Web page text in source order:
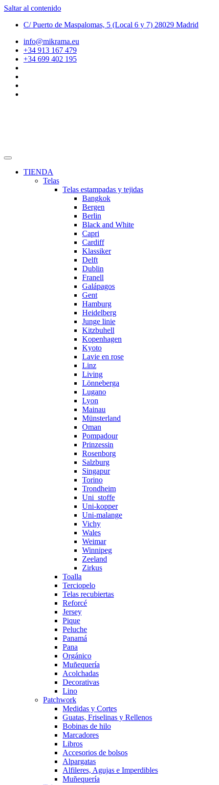
Saltar al contenido
C/ Puerto de Maspalomas, 5 (Local 6 y 7) 28029 Madrid
info@mikrama.eu
+34 913 167 479
+34 699 402 195
TIENDA
Telas
Telas estampadas y tejidas
Bangkok
Bergen
Berlin
Black and White
Capri
Cardiff
Klassiker
Delft
Dublin
Franell
Galápagos
Gent
Hamburg
Heidelberg
Junge linie
Kitzbuhell
Kopenhagen
Kyoto
Lavie en rose
Linz
Living
Lönneberga
Lugano
Lyon
Mainau
Münsterland
Oman
Pompadour
Prinzessin
Rosenborg
Salzburg
Singapur
Torino
Trondheim
Uni_stoffe
Uni-kopper
Uni-malange
Vichy
Wales
Weimar
Winnipeg
Zeeland
Zirkus
Toalla
Terciopelo
Telas recubiertas
Reforcé
Jersey
Pique
Peluche
Panamá
Pana
Orgánico
Muñequería
Acolchadas
Decorativas
Lino
Patchwork
Medidas y Cortes
Guatas, Friselinas y Rellenos
Bobinas de hilo
Marcadores
Libros
Accesorios de bolsos
Alpargatas
Alfileres, Agujas e Imperdibles
Muñequería